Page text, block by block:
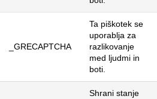
_GRECAPTCHA
Ta piškotek se
uporablja za
razlikovanje
med ljudmi in
boti.
Shrani stanje